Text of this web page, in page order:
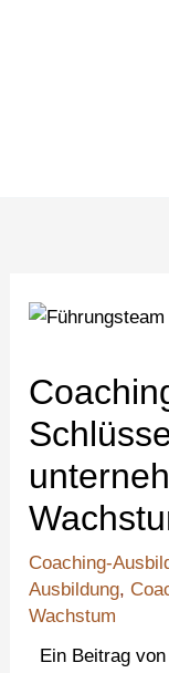
Coaching-
Ausbildung,
Wachstum
Ein Beitrag